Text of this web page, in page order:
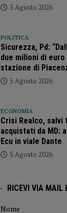
5 Agosto 2026
POLITICA
Sicurezza, Pd:
due milioni di
stazione di
5 Agosto 2026
ECONOMIA
Crisi Realco, salvi
acquistati da MD:
Ecu in viale Dante
5 Agosto 2026
RICEVI VIA MAIL
Nome